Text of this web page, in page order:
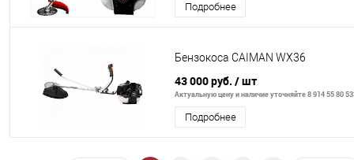
Подробнее
Бензокоса CAIMAN WX36
43 000 руб. / шт
Актуальную цену и наличие уточняйте 8 914 55 80
Подробнее